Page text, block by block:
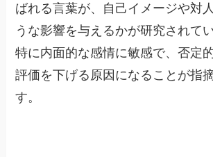
ばれる言葉が、自己イメージや対
うな影響を与えるかが研究されて
特に内面的な感情に敏感で、否定
評価を下げる原因になることが指
す。